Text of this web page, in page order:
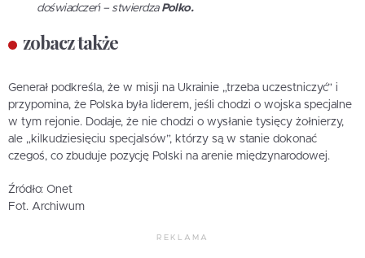
doświadczeń – stwierdza Polko.
zobacz także
Generał podkreśla, że w misji na Ukrainie „trzeba uczestniczyć” i
przypomina, że Polska była liderem, jeśli chodzi o wojska specjalne
w tym rejonie. Dodaje, że nie chodzi o wysłanie tysięcy żołnierzy,
ale „kilkudziesięciu specjalsów”, którzy są w stanie dokonać
czegoś, co zbuduje pozycję Polski na arenie międzynarodowej.
Źródło: Onet
Fot. Archiwum
REKLAMA